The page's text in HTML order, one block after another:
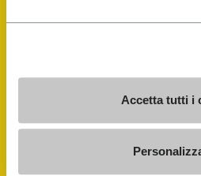
Accetta tutti i
Schuhreparatur-Finder
Store Locator